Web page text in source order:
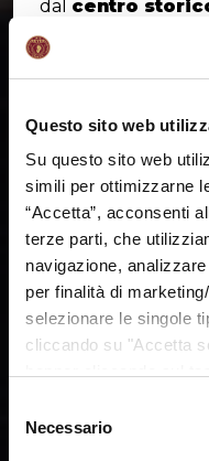
Questo sito web
Su questo sito web
simili per ottimizzarne
“Accetta”, acconsenti
terze parti, che
navigazione,
per finalità di
selezionare le singole
cliccando su "Accetta
fruizione del sito.
ogni momento
delNecessario
dal centro
Servizio
20 minuti, dalle
contraria al
SHARE: